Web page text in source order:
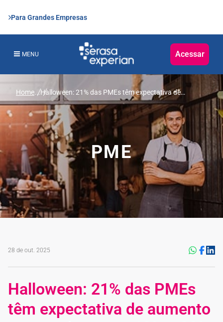
Para Grandes Empresas
MENU Acessar
Home...Halloween: 21% das PMEs têm expectativa de
aumento nas vendas entre 10% e 30% com ações na
data, mostra pesquisa da Serasa Experian
PME
28 de out. 2025
Halloween: 21% das PMEs
têm expectativa de aumento